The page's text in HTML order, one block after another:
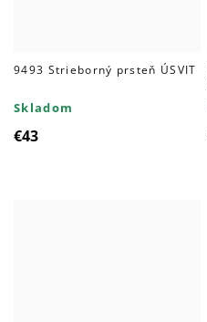
9493 Strieborný prsteň ÚSVIT
Skladom
€43